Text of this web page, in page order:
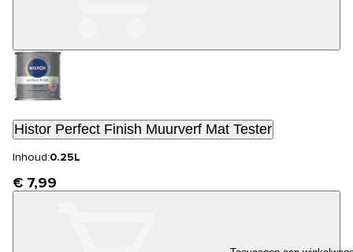
Histor Perfect Finish Muurverf Mat Tester
Inhoud:0.25L
€ 7,99